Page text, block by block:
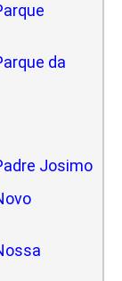
da
Josimo